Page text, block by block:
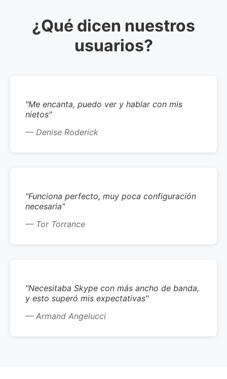
¿Qué dicen nuestros
usuarios?
"Me encanta, puedo ver y hablar con mis
nietos"
— Denise Roderick
"Funciona perfecto, muy poca configuración
necesaria"
— Tor Torrance
"Necesitaba Skype con más ancho de banda,
y esto superó mis expectativas"
— Armand Angelucci